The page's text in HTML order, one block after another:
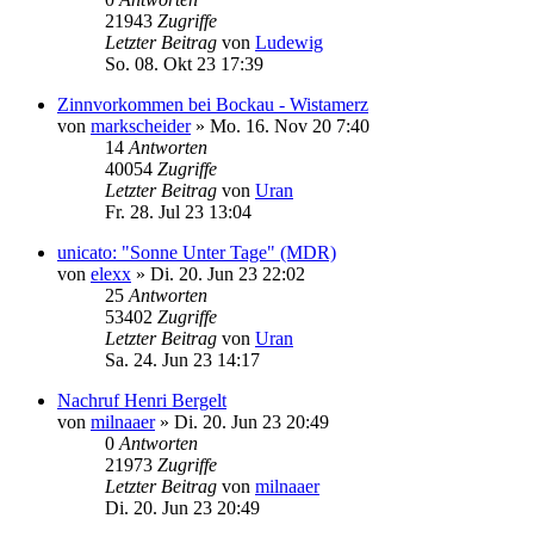
21943 Zugriffe
Letzter Beitrag von Ludewig
So. 08. Okt 23 17:39
Zinnvorkommen bei Bockau - Wistamerz
von markscheider» Mo. 16. Nov 20 7:40
14 Antworten
40054 Zugriffe
Letzter Beitrag von Uran
Fr. 28. Jul 23 13:04
unicato: "Sonne Unter Tage" (MDR)
von elexx » Di. 20. Jun 23 22:02
25 Antworten
53402 Zugriffe
Letzter Beitrag von Uran
Sa. 24. Jun 23 14:17
Nachruf Henri Bergelt
von milnaaer» Di. 20. Jun 23 20:49
0 Antworten
21973 Zugriffe
Letzter Beitrag von milnaaer
Di. 20. Jun 23 20:49